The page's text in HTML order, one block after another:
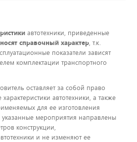
автотехники, приведенные
носят справочный характер, т.к.
показатели зависят
комплектации транспортного
оставляет за собой право
характеристики автотехники, а также
для ее изготовления
мероприятия направлены
конструкции,
и не изменяют ее